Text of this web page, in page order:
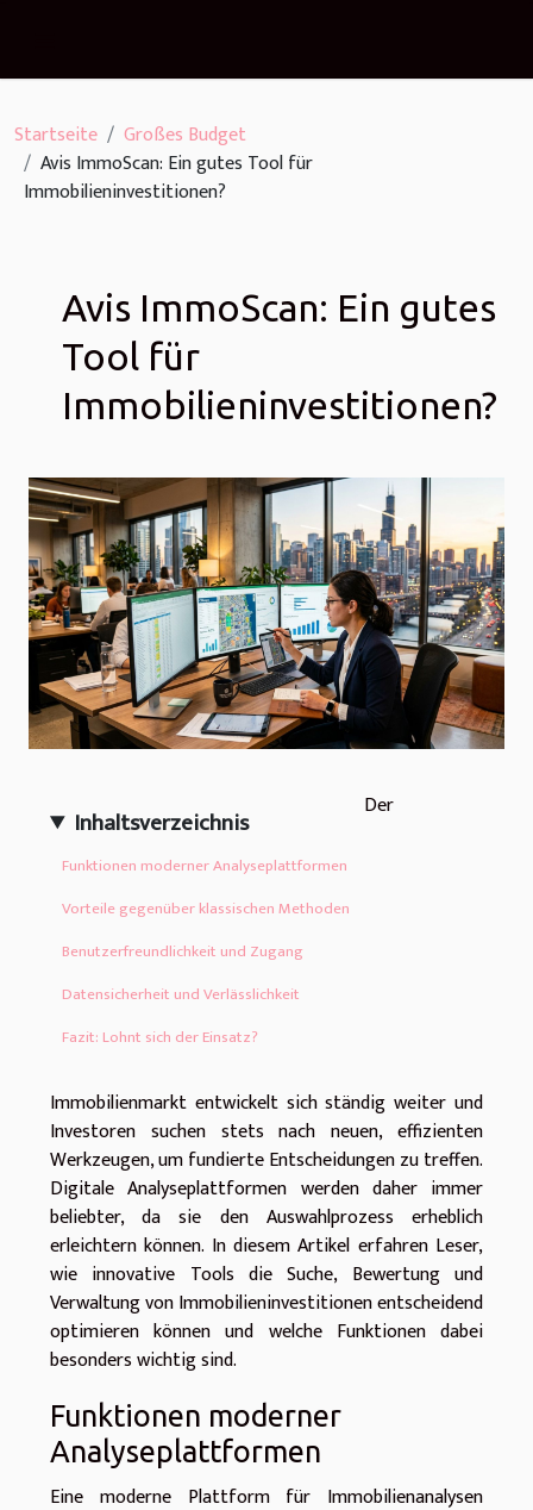
Startseite
Großes Budget
Avis ImmoScan: Ein gutes Tool für
Immobilieninvestitionen?
Avis ImmoScan: Ein gutes
Tool für
Immobilieninvestitionen?
Inhaltsverzeichnis
Funktionen moderner Analyseplattformen
Vorteile gegenüber klassischen Methoden
Benutzerfreundlichkeit und Zugang
Datensicherheit und Verlässlichkeit
Fazit: Lohnt sich der Einsatz?
Der
Immobilienmarkt entwickelt sich ständig weiter und
Investoren suchen stets nach neuen, effizienten
Werkzeugen, um fundierte Entscheidungen zu treffen.
Digitale Analyseplattformen werden daher immer
beliebter, da sie den Auswahlprozess erheblich
erleichtern können. In diesem Artikel erfahren Leser,
wie innovative Tools die Suche, Bewertung und
Verwaltung von Immobilieninvestitionen entscheidend
optimieren können und welche Funktionen dabei
besonders wichtig sind.
Funktionen moderner
Analyseplattformen
Eine moderne Plattform für Immobilienanalysen